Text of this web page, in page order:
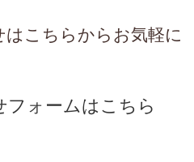
こちらからお気軽に
フォームはこちら